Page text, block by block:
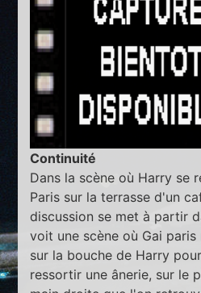
Continuité
Dans la scène où Harry se
Paris sur la terrasse d'un
discussion se met à partir
voit une scène où Gai
sur la bouche de Harry
ressortir une ânerie, sur le